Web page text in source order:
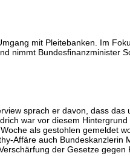
mit Pleitebanken. Im
nimmt Bundesfinanzminister
sprach er davon, dass das
war vor diesem
als gestohlen gemeldet
Affäre auch Bundeskanzlerin
der Gesetze gegen